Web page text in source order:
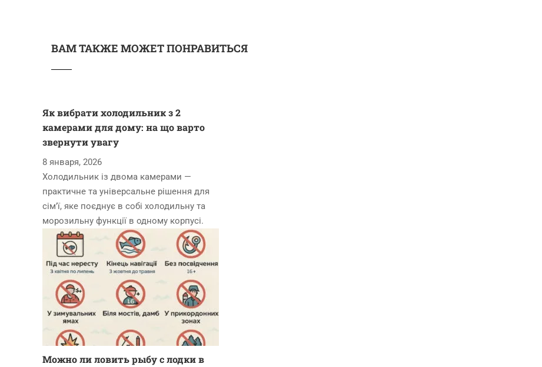
ВАМ ТАКЖЕ МОЖЕТ ПОНРАВИТЬСЯ
Як вибрати холодильник з 2
камерами для дому: на що варто
звернути увагу
8 января, 2026
Холодильник із двома камерами —
практичне та універсальне рішення для
сім’ї, яке поєднує в собі холодильну та
морозильну функції в одному корпусі.
Можно ли ловить рыбу с лодки в